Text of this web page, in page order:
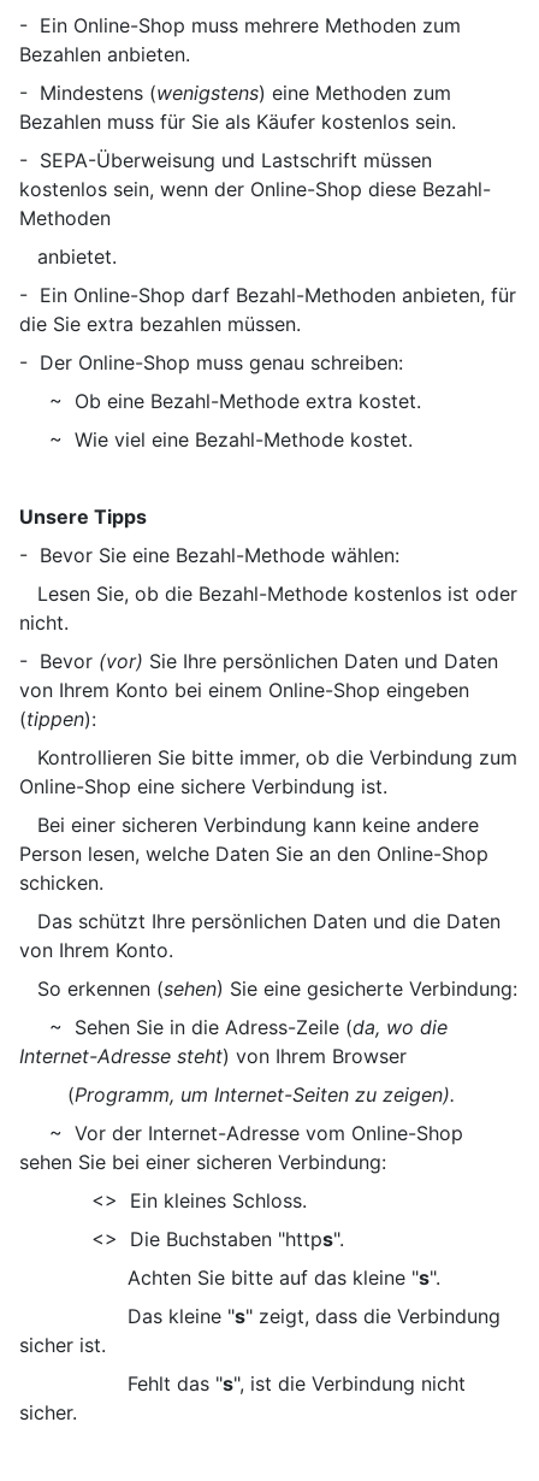
- Ein Online-Shop muss mehrere Methoden zum
Bezahlen anbieten.
- Mindestens (wenigstens) eine Methoden zum
Bezahlen muss für Sie als Käufer kostenlos sein.
- SEPA-Überweisung und Lastschrift müssen
kostenlos sein, wenn der Online-Shop diese Bezahl-
Methoden
anbietet.
- Ein Online-Shop darf Bezahl-Methoden anbieten, für
die Sie extra bezahlen müssen.
- Der Online-Shop muss genau schreiben:
~ Ob eine Bezahl-Methode extra kostet.
~ Wie viel eine Bezahl-Methode kostet.
Unsere Tipps
- Bevor Sie eine Bezahl-Methode wählen:
Lesen Sie, ob die Bezahl-Methode kostenlos ist oder
nicht.
- Bevor (vor) Sie Ihre persönlichen Daten und Daten
von Ihrem Konto bei einem Online-Shop eingeben
(tippen):
Kontrollieren Sie bitte immer, ob die Verbindung zum
Online-Shop eine sichere Verbindung ist.
Bei einer sicheren Verbindung kann keine andere
Person lesen, welche Daten Sie an den Online-Shop
schicken.
Das schützt Ihre persönlichen Daten und die Daten
von Ihrem Konto.
So erkennen (sehen) Sie eine gesicherte Verbindung:
~ Sehen Sie in die Adress-Zeile (da, wo die
Internet-Adresse steht) von Ihrem Browser
(Programm, um Internet-Seiten zu zeigen).
~ Vor der Internet-Adresse vom Online-Shop
sehen Sie bei einer sicheren Verbindung:
<> Ein kleines Schloss.
<> Die Buchstaben "https".
Achten Sie bitte auf das kleine "s".
Das kleine "s" zeigt, dass die Verbindung
sicher ist.
Fehlt das "s", ist die Verbindung nicht
sicher.